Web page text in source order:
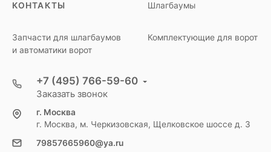
КОНТАКТЫ Шлагбаумы
Запчасти для шлагбаумов
и автоматики ворот
Комплектующие для ворот
+7 (495) 766-59-60
Заказать звонок
г. Москва
г. Москва, м. Черкизовская, Щелковское шоссе д. 3
79857665960@ya.ru